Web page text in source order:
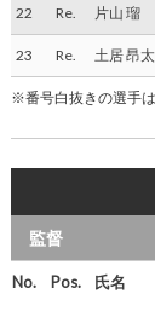
22 Re. 片山 瑠
23 Re. 土居 昂
※番号白抜きの選手は
監督
No. Pos. 氏名